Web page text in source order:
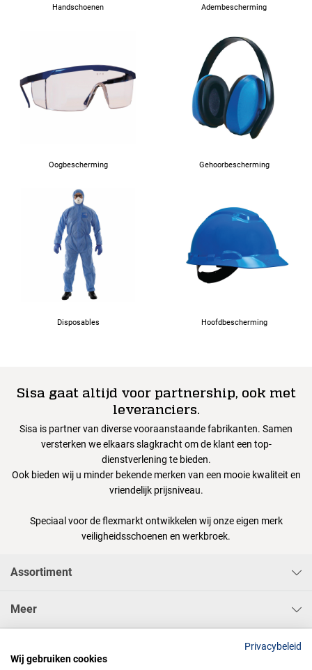
Handschoenen Adembescherming
Oogbescherming Gehoorbescherming
Disposables Hoofdbescherming
Sisa gaat altijd voor partnership, ook met
leveranciers.
Sisa is partner van diverse vooraanstaande fabrikanten. Samen
versterken we elkaars slagkracht om de klant een top-
dienstverlening te bieden.
Ook bieden wij u minder bekende merken van een mooie kwaliteit en
vriendelijk prijsniveau.
Speciaal voor de flexmarkt ontwikkelen wij onze eigen merk
veiligheidsschoenen en werkbroek.
Assortiment
Meer
Privacybeleid
Wij gebruiken cookies